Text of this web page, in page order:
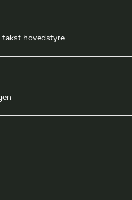
takst hovedstyre